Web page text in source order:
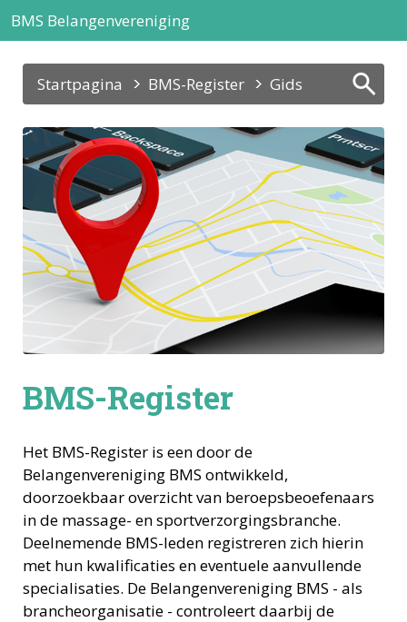
BMS Belangenvereniging
Startpagina BMS-Register Gids
BMS-Register
Het BMS-Register is een door de
Belangenvereniging BMS ontwikkeld,
doorzoekbaar overzicht van beroepsbeoefenaars
in de massage- en sportverzorgingsbranche.
Deelnemende BMS-leden registreren zich hierin
met hun kwalificaties en eventuele aanvullende
specialisaties. De Belangenvereniging BMS - als
brancheorganisatie - controleert daarbij de